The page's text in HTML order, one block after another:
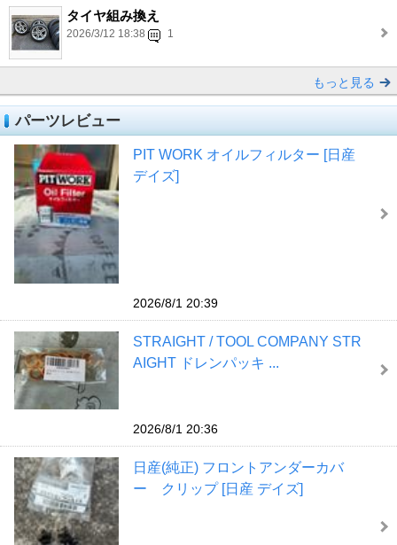
タイヤ組み換え
2026/3/12 18:38 1
もっと見る
パーツレビュー
PIT WORK オイルフィルター [日産
デイズ]
2026/8/1 20:39
STRAIGHT / TOOL COMPANY STR
AIGHT ドレンパッキ ...
2026/8/1 20:36
日産(純正) フロントアンダーカバ
ー クリップ [日産 デイズ]